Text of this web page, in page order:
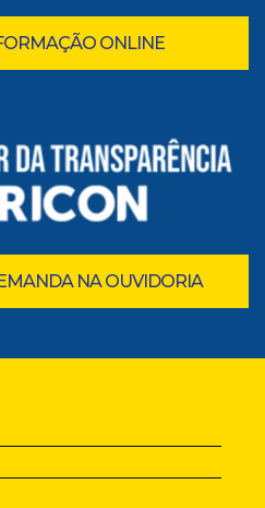
ONLINE
NA OUVIDORIA